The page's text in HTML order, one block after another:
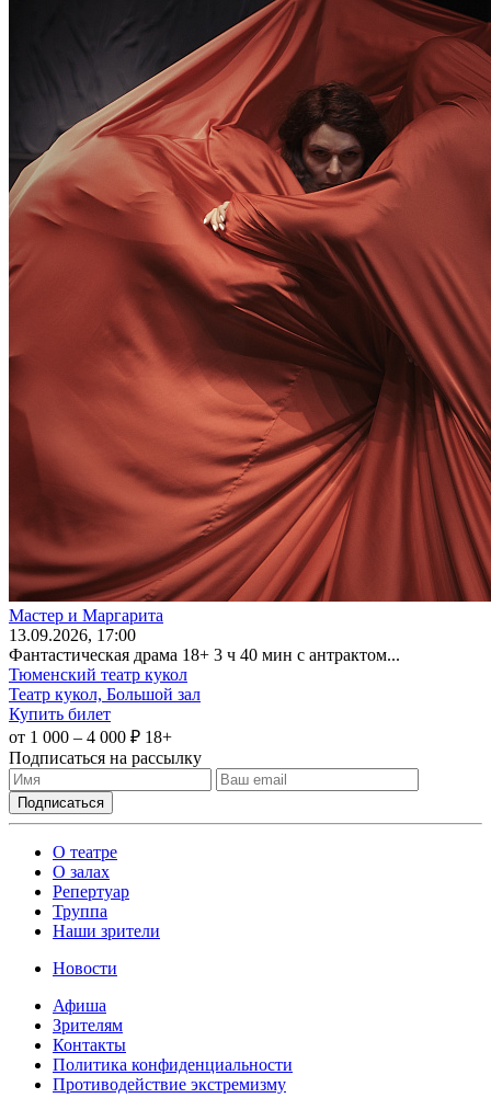
Мастер и Маргарита
13.09.2026, 17:00
Фантастическая драма 18+ 3 ч 40 мин с антрактом...
Тюменский театр кукол
Театр кукол, Большой зал
Купить билет
от 1 000 – 4 000 ₽ 18+
Подписаться на рассылку
О театре
О залах
Репертуар
Труппа
Наши зрители
Новости
Афиша
Зрителям
Контакты
Политика конфиденциальности
Противодействие экстремизму